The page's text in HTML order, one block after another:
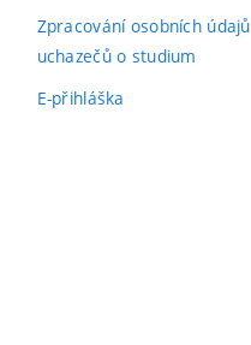
Zpracování osobních údajů
uchazečů o studium
E-přihláška